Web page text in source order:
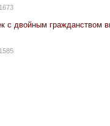
1673
с двойным гражданством
1585